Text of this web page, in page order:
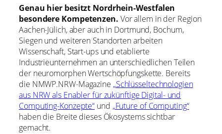
Genau hier besitzt Nordrhein-Westfalen
besondere Kompetenzen. Vor allem in der Region
Aachen-Jülich, aber auch in Dortmund, Bochum,
Siegen und weiteren Standorten arbeiten
Wissenschaft, Start-ups und etablierte
Industrieunternehmen an unterschiedlichen Teilen
der neuromorphen Wertschöpfungskette. Bereits
die NMWP.NRW-Magazine „Schlüsseltechnologien
aus NRW als Enabler für zukünftige Digital- und
Computing-Konzepte“ und „Future of Computing“
haben die Breite dieses Ökosystems sichtbar
gemacht.